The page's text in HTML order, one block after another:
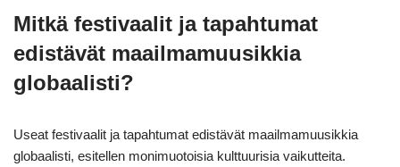
Mitkä festivaalit ja tapahtumat
edistävät maailmamuusikkia
globaalisti?
Useat festivaalit ja tapahtumat edistävät maailmamuusikkia
globaalisti, esitellen monimuotoisia kulttuurisia vaikutteita.